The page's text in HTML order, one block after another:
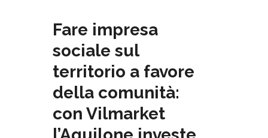
Fare impresa
sociale sul
territorio a favore
della comunità:
con Vilmarket